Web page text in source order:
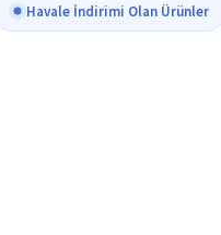
Havale İndirimi Olan Ürünler